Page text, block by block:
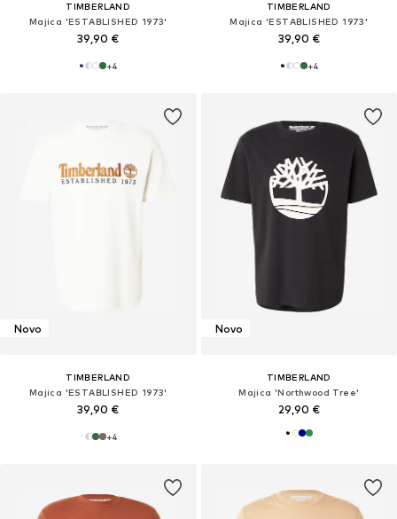
TIMBERLAND
Majica 'ESTABLISHED 1973'
39,90 €
+4
TIMBERLAND
Majica 'ESTABLISHED 1973'
39,90 €
+4
Novo
TIMBERLAND
Majica 'ESTABLISHED 1973'
39,90 €
+4
Novo
TIMBERLAND
Majica 'Northwood Tree'
29,90 €